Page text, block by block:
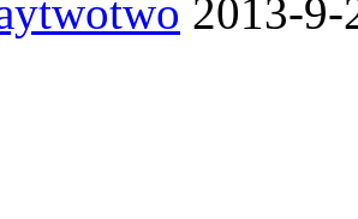
2013-9-